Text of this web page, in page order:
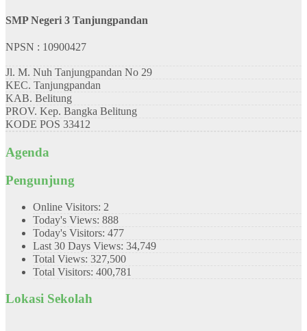
SMP Negeri 3 Tanjungpandan
NPSN : 10900427
Jl. M. Nuh Tanjungpandan No 29
KEC. Tanjungpandan
KAB. Belitung
PROV. Kep. Bangka Belitung
KODE POS 33412
Agenda
Pengunjung
Online Visitors: 2
Today's Views: 888
Today's Visitors: 477
Last 30 Days Views: 34,749
Total Views: 327,500
Total Visitors: 400,781
Lokasi Sekolah